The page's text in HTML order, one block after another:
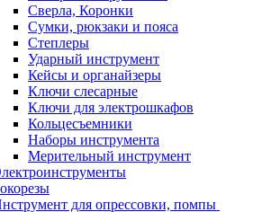
Сверла, Коронки
Сумки, рюкзаки и пояса
Степлеры
Ударный инструмент
Кейсы и органайзеры
Ключи слесарные
Ключи для электрошкафов
Кольцесъемники
Наборы инструмента
Мерительный инструмент
для опрессовки, помпы